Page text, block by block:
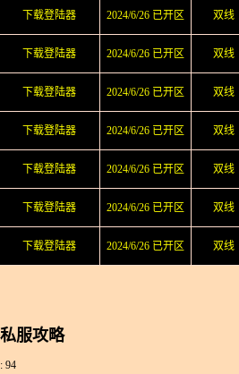
下载登陆器 2024/6/26 已开区 双线
下载登陆器 2024/6/26 已开区 双线
下载登陆器 2024/6/26 已开区 双线
下载登陆器 2024/6/26 已开区 双线
下载登陆器 2024/6/26 已开区 双线
下载登陆器 2024/6/26 已开区 双线
下载登陆器 2024/6/26 已开区 双线
服攻略
94